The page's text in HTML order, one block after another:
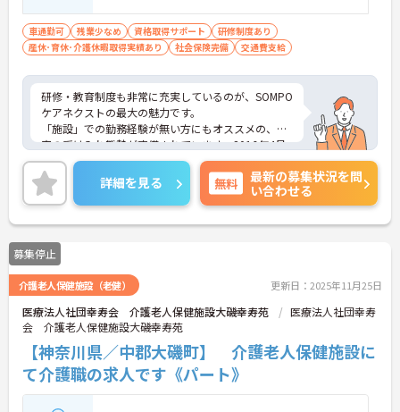
車通勤可 残業少なめ 資格取得サポート
研修制度あり
産休･育休･介護休暇取得実績あり
社会保険完備 交通費支給
研修・教育制度も非常に充実しているのが、SOMPO
ケアネクストの最大の魅力です。
「施設」での勤務経験が無い方にもオススメの、充
実の受け入れ態勢が完備されています。2016年4月
に東京都港区の本社近くに「研修センター」がOPE
N！模擬施設となっており、全職種共通でリアルな
研修が受けられます。このような取り組みも業界で
は非常にめずらしいものとなっており、職員思いの
環境がしっかりと完備されている企業ですので、長
く働くにはオススメの環境です。
詳細を見る 無料
最新の募集状況を問
い合わせる
募集停止
介護老人保健施設（老健） 更新日：2025年11月25日
医療法人社団幸寿会 介護老人保健施設大磯幸寿苑
医療法人社団幸寿
会 介護老人保健施設大磯幸寿苑
【神奈川県／中郡大磯町】 介護老人保健施設に
て介護職の求人です《パート》